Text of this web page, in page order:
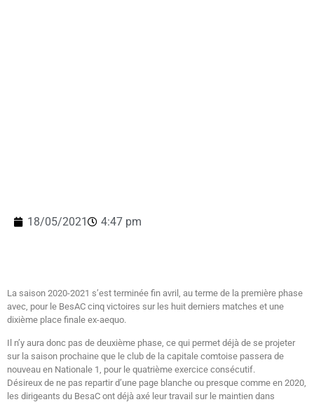
18/05/2021 4:47 pm
La saison 2020-2021 s’est terminée fin avril, au terme de la première phase
avec, pour le BesAC cinq victoires sur les huit derniers matches et une
dixième place finale ex-aequo.
Il n’y aura donc pas de deuxième phase, ce qui permet déjà de se projeter
sur la saison prochaine que le club de la capitale comtoise passera de
nouveau en Nationale 1, pour le quatrième exercice consécutif.
Désireux de ne pas repartir d’une page blanche ou presque comme en 2020,
les dirigeants du BesaC ont déjà axé leur travail sur le maintien dans